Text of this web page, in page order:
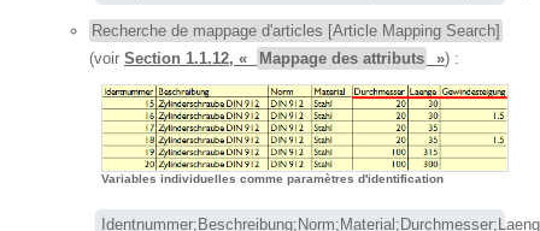
Recherche de mappage d'articles [Article Mapping Search]
(voir Section 1.1.12, « Mappage des attributs ») :
Variables individuelles comme paramètres d'identification